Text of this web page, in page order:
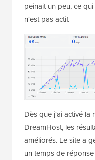
peinait un peu, ce
n'est pas actif.
Dès que j'ai activé la
DreamHost, les
améliorés. Le site a
un temps de